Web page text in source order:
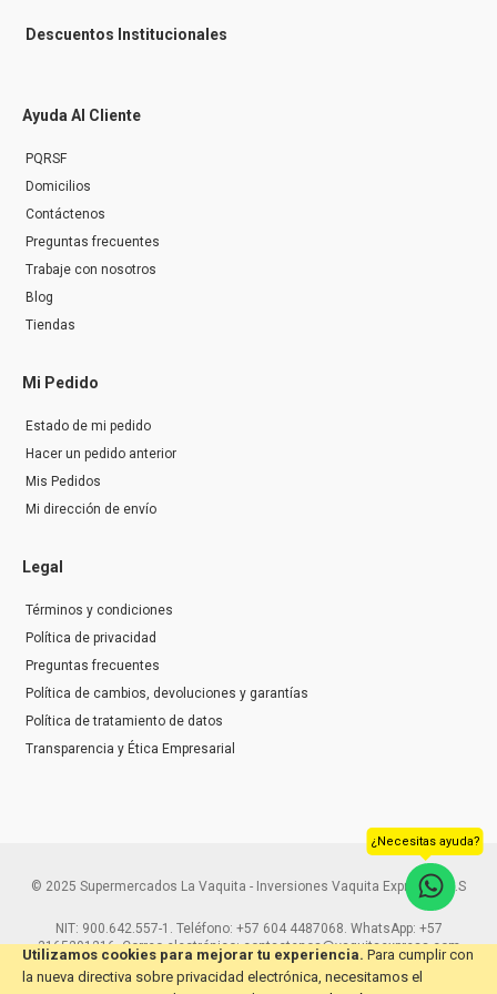
Utilizamos cookies para mejorar tu experiencia. Para cumplir con
la nueva directiva sobre privacidad electrónica, necesitamos el
Descuentos Institucionales
Ayuda Al Cliente
PQRSF
Domicilios
Contáctenos
Preguntas frecuentes
Trabaje con nosotros
Blog
Tiendas
Mi Pedido
Estado de mi pedido
Hacer un pedido anterior
Mis Pedidos
Mi dirección de envío
Legal
Términos y condiciones
Política de privacidad
Preguntas frecuentes
Política de cambios, devoluciones y garantías
Política de tratamiento de datos
Transparencia y Ética Empresarial
© 2025 Supermercados La Vaquita - Inversiones Vaquita Express S.A.S
NIT: 900.642.557-1. Teléfono: +57 604 4487068. WhatsApp: +57
3165291216. Correo electrónico: contactenos@vaquitaexpress.com
¿Necesitas ayuda?